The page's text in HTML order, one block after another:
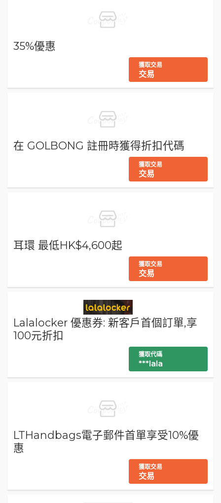
35%優惠
獲取交易
交易
在 GOLBONG 註冊時獲得折扣代碼
獲取交易
交易
耳環 最低HK$4,600起
獲取交易
交易
Lalalocker 優惠券: 新客戶首個訂單,享
100元折扣
獲取代碼
***lala
LTHandbags電子郵件首單享受10%優
惠
獲取交易
交易